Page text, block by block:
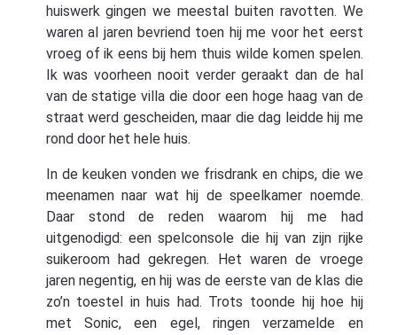
huiswerk gingen we meestal buiten ravotten. We
waren al jaren bevriend toen hij me voor het eerst
vroeg of ik eens bij hem thuis wilde komen spelen.
Ik was voorheen nooit verder geraakt dan de hal
van de statige villa die door een hoge haag van de
straat werd gescheiden, maar die dag leidde hij me
rond door het hele huis.
In de keuken vonden we frisdrank en chips, die we
meenamen naar wat hij de speelkamer noemde.
Daar stond de reden waarom hij me had
uitgenodigd: een spelconsole die hij van zijn rijke
suikeroom had gekregen. Het waren de vroege
jaren negentig, en hij was de eerste van de klas die
zo’n toestel in huis had. Trots toonde hij hoe hij
met Sonic, een egel, ringen verzamelde en